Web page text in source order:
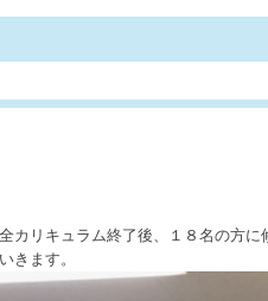
カリキュラム終了後、１８名の方
きます。